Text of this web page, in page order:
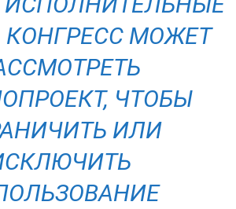
КОНГРЕСС МОЖЕТ
ЧТОБЫ
ИЛИ